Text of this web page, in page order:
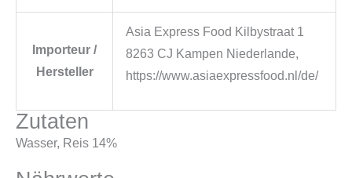
Importeur /
Hersteller
Asia Express Food Kilbystraat 1
8263 CJ Kampen Niederlande,
https://www.asiaexpressfood.nl/de/
Zutaten
Wasser, Reis 14%